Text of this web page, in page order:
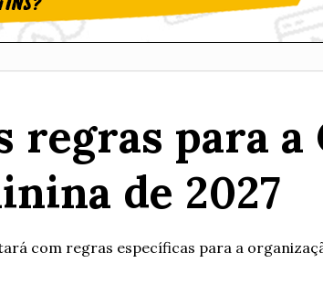
regras para a
de 2027
com regras específicas para a